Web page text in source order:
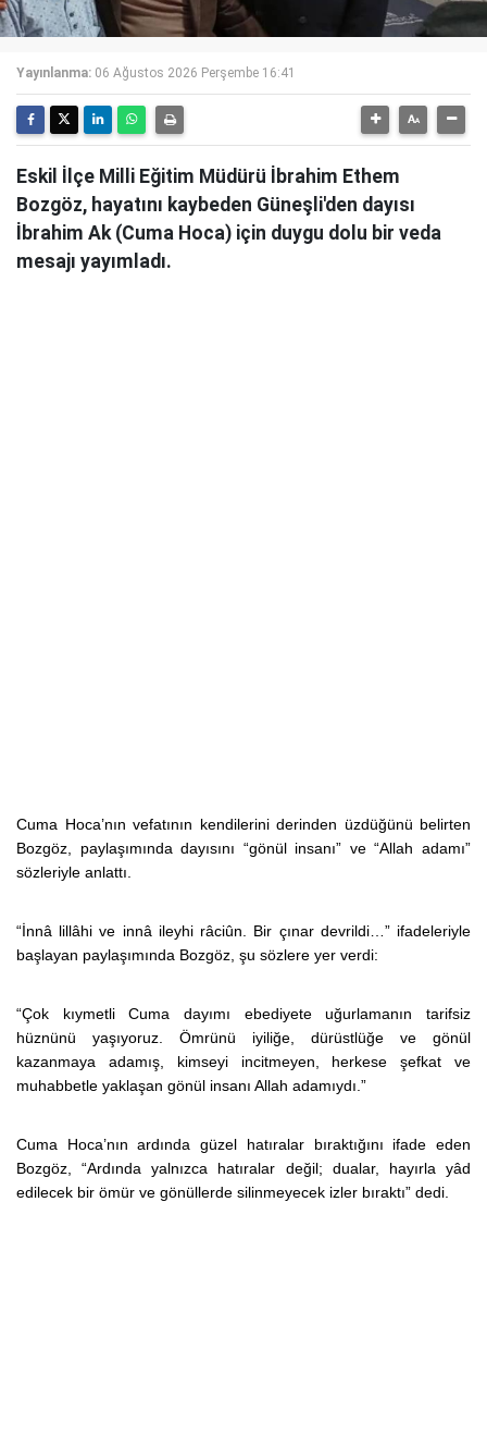
Yayınlanma: 06 Ağustos 2026 Perşembe 16:41
Eskil İlçe Milli Eğitim Müdürü İbrahim Ethem
Bozgöz, hayatını kaybeden Güneşli'den dayısı
İbrahim Ak (Cuma Hoca) için duygu dolu bir veda
mesajı yayımladı.
Cuma Hoca’nın vefatının kendilerini derinden üzdüğünü belirten
Bozgöz, paylaşımında dayısını “gönül insanı” ve “Allah adamı”
sözleriyle anlattı.
“İnnâ lillâhi ve innâ ileyhi râciûn. Bir çınar devrildi…” ifadeleriyle
başlayan paylaşımında Bozgöz, şu sözlere yer verdi:
“Çok kıymetli Cuma dayımı ebediyete uğurlamanın tarifsiz
hüznünü yaşıyoruz. Ömrünü iyiliğe, dürüstlüğe ve gönül
kazanmaya adamış, kimseyi incitmeyen, herkese şefkat ve
muhabbetle yaklaşan gönül insanı Allah adamıydı.”
Cuma Hoca’nın ardında güzel hatıralar bıraktığını ifade eden
Bozgöz, “Ardında yalnızca hatıralar değil; dualar, hayırla yâd
edilecek bir ömür ve gönüllerde silinmeyecek izler bıraktı” dedi.